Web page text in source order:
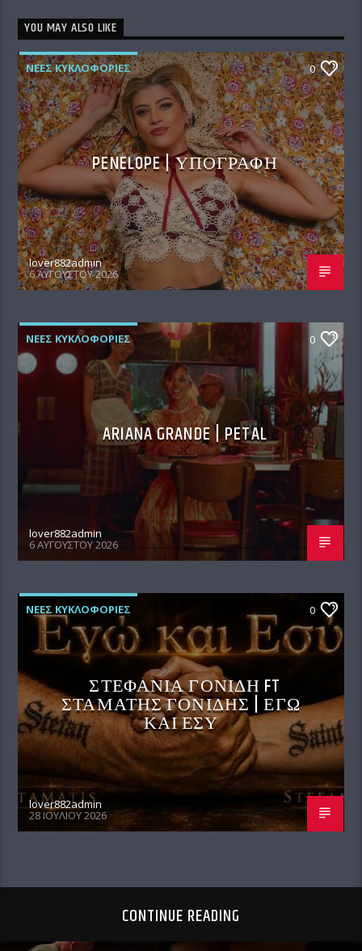
YOU MAY ALSO LIKE
ΝΕΕΣ ΚΥΚΛΟΦΟΡΙΕΣ 0
PENELOPE | ΥΠΟΓΡΑΦΗ
lover882admin
6 ΑΥΓΟΎΣΤΟΥ 2026
ΝΕΕΣ ΚΥΚΛΟΦΟΡΙΕΣ 0
ARIANA GRANDE | PETAL
lover882admin
6 ΑΥΓΟΎΣΤΟΥ 2026
ΝΕΕΣ ΚΥΚΛΟΦΟΡΙΕΣ 0
ΣΤΕΦΑΝΙΑ ΓΟΝΙΔΗ FT
ΣΤΑΜΑΤΗΣ ΓΟΝΙΔΗΣ | ΕΓΩ
ΚΑΙ ΕΣΥ
lover882admin
28 ΙΟΥΛΊΟΥ 2026
CONTINUE READING